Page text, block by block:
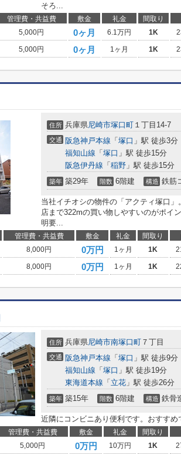
そろ...
管理費・共益費 敷金 礼金 間取り
5,000円 0ヶ月 6.1万円 1K
5,000円 0ヶ月 1ヶ月 1K
住所 兵庫県尼崎市塚口町 １丁目14-7
交通 阪急神戸本線 「 塚口 」駅 徒歩3分
福知山線 「 塚口 」駅 徒歩15分
阪急伊丹線 「 稲野 」駅 徒歩15分
築年 築29年 階数 6階建 構造 鉄筋
当社イチオシの物件の「アクティ塚口
店まで322mの買い物しやすいのがポイ
明要...
管理費・共益費 敷金 礼金 間取り
8,000円 0万円 1ヶ月 1K
8,000円 0万円 1ヶ月 1K
住所 兵庫県尼崎市南塚口町 ７丁目
交通 阪急神戸本線 「 塚口 」駅 徒歩9分
福知山線 「 塚口 」駅 徒歩19分
東海道本線 「 立花 」駅 徒歩26分
築年 築15年 階数 6階建 構造 鉄骨
近隣にコンビニあり便利です。おすすめ
管理費・共益費 敷金 礼金 間取り
5,000円 0万円 10万円 1K